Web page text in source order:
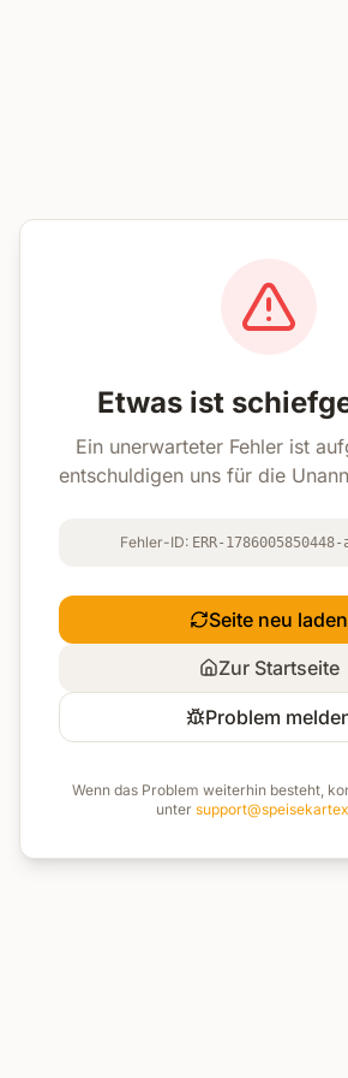
Etwas ist
Ein unerwarteter Fehler ist
entschuldigen uns für die
Fehler-ID: ERR-
Seite neu laden
Zur Startseite
Problem
Wenn das Problem weiterhin besteht,
unter